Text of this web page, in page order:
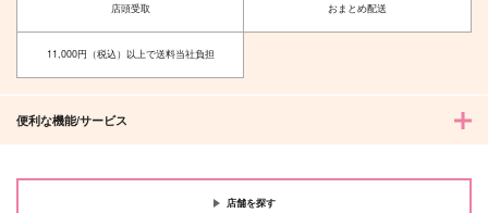
店頭受取 おまとめ配送
11,000円（税込）以上で送料当社負担
便利な機能/サービス
店舗を探す